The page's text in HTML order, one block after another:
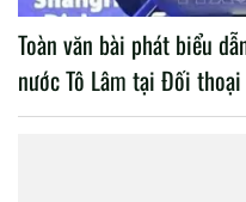
Toàn văn bài phát biểu
nước Tô Lâm tại Đối